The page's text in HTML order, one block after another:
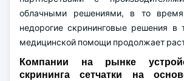
облачными решениями, в то
недорогие скрининговые решения в
медицинской помощи продолжает
Компании на рынке
скрининга сетчатки на